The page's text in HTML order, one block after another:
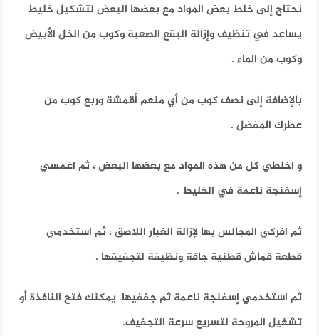
نحتاج إلى خلط بعض المواد مع بعضها البعض لتشكيل خليط
يساعد في تنظيف وإزالة البقع الصعبة وكوب من الخل الأبيض
وكوب من الماء .
بالإضافة إلى نصف كوب من أي منعم أقمشة وربع كوب من
عطرك المفضل .
و اخلطي كل من هذه المواد مع بعضها البعض ، ثم اغمسي
إسفنجة ناعمة في الخليط .
ثم افركي المجالس بها لإزالة الغبار اللاصق ، ثم استخدمي
قطعة قماش قطنية جافة ونظيفة لتجفيفها .
ثم استخدمي إسفنجة ناعمة ثم جففيها. يمكنك فتح النافذة أو
تشغيل المروحة لتسريع سرعة التجفيف.